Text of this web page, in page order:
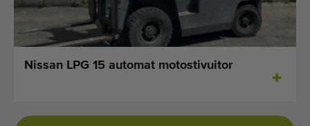
Nissan LPG 15 automat motostivuitor